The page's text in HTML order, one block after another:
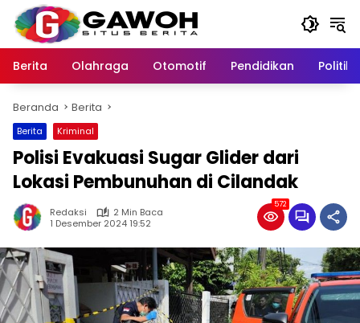
Langsung
konten
Berita
Olahraga Otomotif Pendidikan Politik
Beranda Berita
Berita Kriminal
Polisi Evakuasi Sugar Glider dari
Lokasi Pembunuhan di Cilandak
Redaksi
2 Min Baca
1 Desember 2024 19:52
572